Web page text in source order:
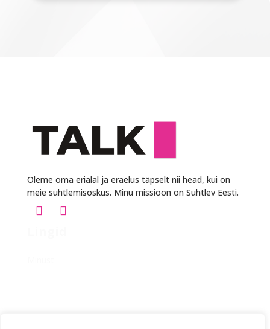
Oleme oma erialal ja eraelus täpselt nii head, kui on
meie suhtlemisoskus. Minu missioon on Suhtlev Eesti.